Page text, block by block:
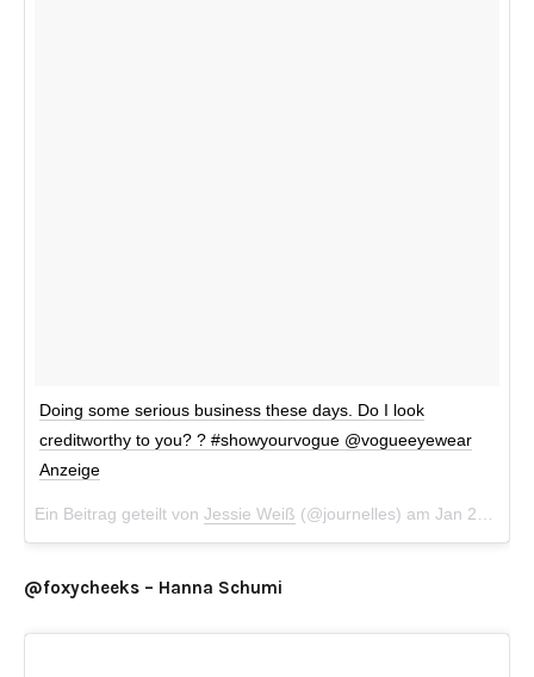
Doing some serious business these days. Do I look
creditworthy to you? ? #showyourvogue @vogueeyewear
Anzeige
Ein Beitrag geteilt von Jessie Weiß (@journelles) am Jan 26, 2018 um 2:38 PST
@foxycheeks – Hanna Schumi